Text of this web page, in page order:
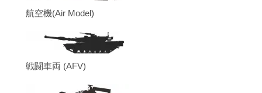
航空機(Air Model)
戦闘車両 (AFV)